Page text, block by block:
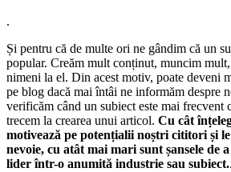
.
Și pentru că de multe ori ne gândim că un
popular. Creăm mult conținut, muncim
nimeni la el. Din acest motiv, poate deveni
pe blog dacă mai întâi ne informăm despre
verificăm când un subiect este mai frecvent
trecem la crearea unui articol. Cu cât
motivează pe potențialii noștri cititori și le
nevoie, cu atât mai mari sunt șansele de
lider într-o anumită industrie sau subiect..